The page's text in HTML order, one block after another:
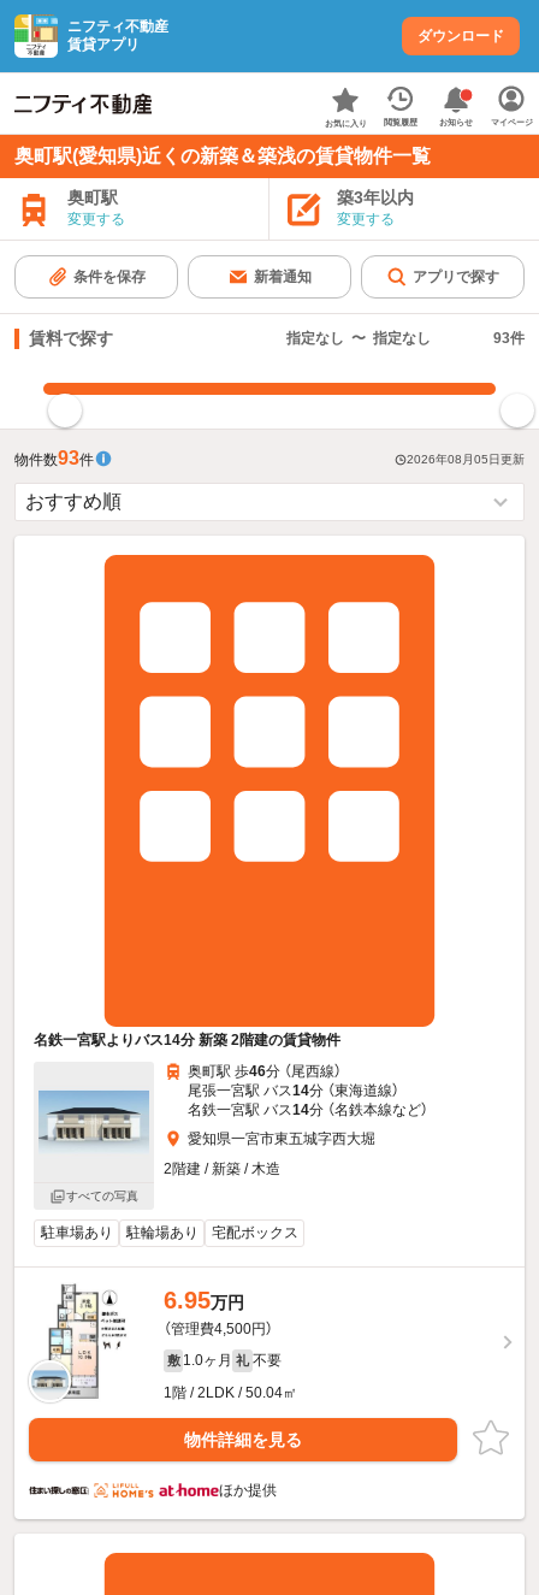
ニフティ不動産
賃貸アプリ
ダウンロード
お気に入り 閲覧履歴 お知らせ マイページ
奥町駅(愛知県)近くの新築＆築浅の賃貸物件一覧
奥町駅
変更する
築3年以内
変更する
条件を保存 新着通知 アプリで探す
賃料で探す 指定なし 〜 指定なし 93件
物件数93件 2026年08月05日更新
名鉄一宮駅よりバス14分 新築 2階建の賃貸物件
すべての写真
奥町駅 歩46分 （尾西線）
尾張一宮駅 バス14分 （東海道線）
名鉄一宮駅 バス14分 （名鉄本線など）
愛知県一宮市東五城字西大堀
2階建 / 新築 / 木造
駐車場あり 駐輪場あり 宅配ボックス
6.95万円
（管理費4,500円）
敷 1.0ヶ月 礼 不要
1階 / 2LDK / 50.04㎡
物件詳細を見る
ほか提供